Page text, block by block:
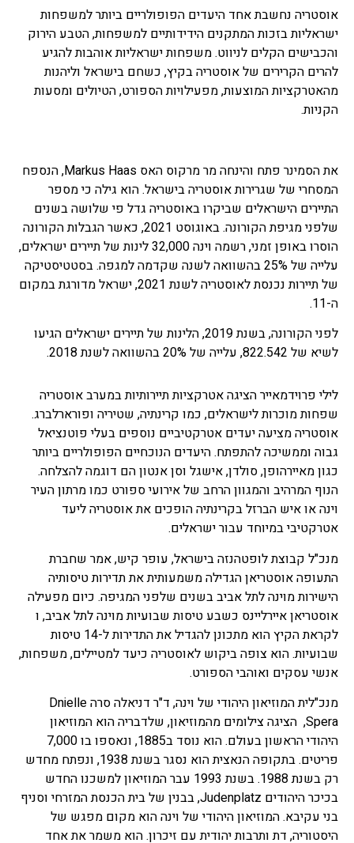
אוסטריה נחשבת אחד היעדים הפופולריים ביותר למשפחות
ישראליות בזכות המתקנים הידידותיים למשפחות, הטבע הירוק
והכבישים הקלים לניווט. משפחות ישראליות אוהבות להגיע
להרים הקרירים של אוסטריה בקיץ, כשחם בישראל וליהנות
מהאטרקציות המוצעות, מפעילויות הספורט, הטיולים ומסעות
הקניות.
את הסמינר פתח והינחה מר מרקוס האס Markus Haas, הנספח
המסחרי של שגרירות אוסטריה בישראל. הוא גילה כי מספר
התיירים הישראלים שביקרו באוסטריה גדל פי שלושה בשנים
שלפני מגיפת הקורונה. באוגוסט 2021, כאשר הגבלות הקורונה
הוסרו באופן זמני, רשמה וינה 32,000 לינות של תיירים ישראלים,
עלייה של 25% בהשוואה לשנה שקדמה למגפה. בסטטיסטיקה
של תיירות נכנסת לאוסטריה לשנת 2021, ישראל מדורגת במקום
ה-11.
לפני הקורונה, בשנת 2019, הלינות של תיירים ישראלים הגיעו
לשיא של 822.542, עלייה של 20% בהשוואה לשנת 2018.
לילי פרוידמאייר הציגה אטרקציות תיירותיות במערב אוסטריה
שפחות מוכרות לישראלים, כמו קרינתיה, שטיריה ופורארלברג.
אוסטריה מציעה יעדים אטרקטיביים נוספים בעלי פוטנציאל
גבוה וממשיכה להתפתח. היעדים הנוכחיים הפופולריים ביותר
כגון מאיירהופן, סולדן, אישגל וסן אנטון הם דוגמה להצלחה.
הנוף המרהיב והמגוון הרחב של אירועי ספורט כמו מרתון העיר
וינה או איש הברזל בקרינתיה הופכים את אוסטריה ליעד
אטרקטיבי במיוחד עבור ישראלים.
מנכ"ל קבוצת לופטהנזה בישראל, עופר קיש, אמר שחברת
התעופה אוסטריאן הגדילה משמעותית את תדירות טיסותיה
הישירות מוינה לתל אביב בשנים שלפני המגיפה. כיום מפעילה
אוסטריאן איירליינס כשבע טיסות שבועיות מוינה לתל אביב, ו
לקראת הקיץ הוא מתכונן להגדיל את התדירות ל-14 טיסות
שבועיות. הוא צופה ביקוש לאוסטריה כיעד למטיילים, משפחות,
אנשי עסקים ואוהבי הספורט.
מנכ"לית המוזיאון היהודי של וינה, ד"ר דניאלה סרה Dnielle
Spera, הציגה צילומים מהמוזיאון, שלדבריה הוא המוזיאון
היהודי הראשון בעולם. הוא נוסד ב1885, ונאספו בו 7,000
פריטים. בתקופה הנאצית הוא נסגר בשנת 1938, ונפתח מחדש
רק בשנת 1988. בשנת 1993 עבר המוזיאון למשכנו החדש
בכיכר היהודים Judenplatz, בבנין של בית הכנסת המזרחי וסניף
בני עקיבא. המוזיאון היהודי של וינה הוא מקום מפגש של
היסטוריה, דת ותרבות יהודית עם זיכרון. הוא משמר את אחד